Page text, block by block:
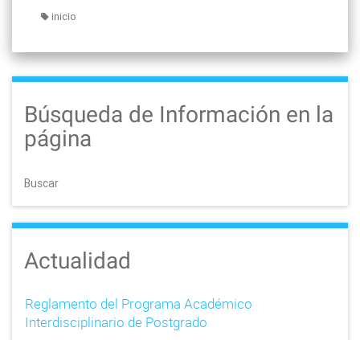
inicio
Búsqueda de Información en la
página
Buscar
Actualidad
Reglamento del Programa Académico
Interdisciplinario de Postgrado